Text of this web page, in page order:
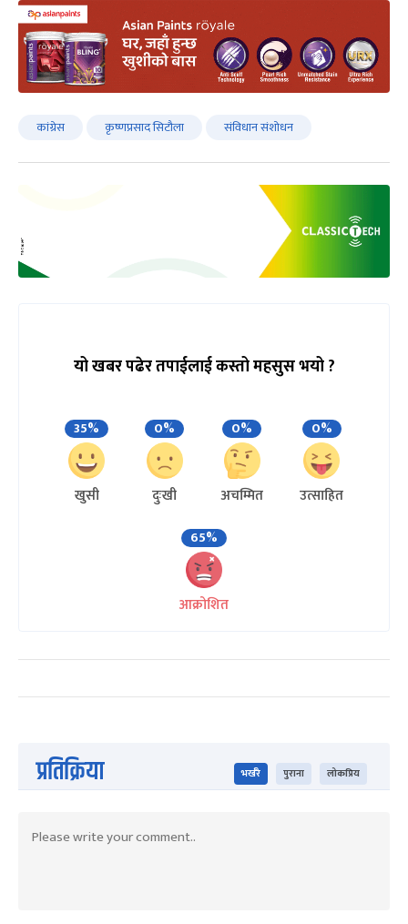
कांग्रेस कृष्णप्रसाद सिटौला संविधान संशोधन
यो खबर पढेर तपाईलाई कस्तो महसुस भयो ?
35%
खुसी
0%
दुःखी
0%
अचम्मित
0%
उत्साहित
65%
आक्रोशित
प्रतिक्रिया भर्खरै पुराना लोकप्रिय